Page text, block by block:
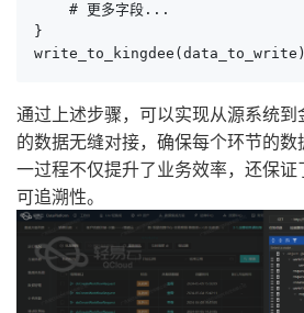
    # 更多字段...
}
write_to_kingdee(data_to_write)
通过上述步骤，可以实现从源系统
的数据无缝对接，确保每个环节的
一过程不仅提升了业务效率，还保
可追溯性。